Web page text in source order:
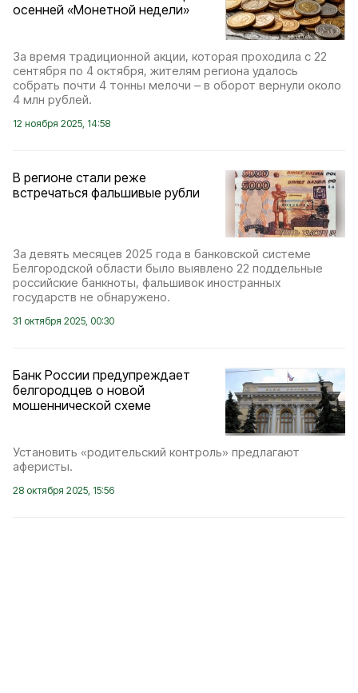
осенней «Монетной недели»
За время традиционной акции, которая проходила с 22
сентября по 4 октября, жителям региона удалось
собрать почти 4 тонны мелочи – в оборот вернули около
4 млн рублей.
12 ноября 2025, 14:58
В регионе стали реже
встречаться фальшивые рубли
За девять месяцев 2025 года в банковской системе
Белгородской области было выявлено 22 поддельные
российские банкноты, фальшивок иностранных
государств не обнаружено.
31 октября 2025, 00:30
Банк России предупреждает
белгородцев о новой
мошеннической схеме
Установить «родительский контроль» предлагают
аферисты.
28 октября 2025, 15:56